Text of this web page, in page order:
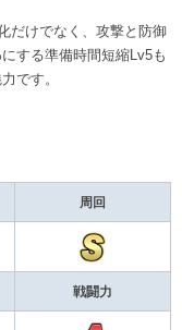
だけでなく、攻撃と防御
する準備時間短縮Lv5も
です。
周回
戦闘力